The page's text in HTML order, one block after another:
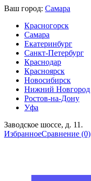
Ваш город: Самара
Красногорск
Самара
Екатеринбург
Санкт-Петербург
Краснодар
Красноярск
Новосибирск
Нижний Новгород
Ростов-на-Дону
Уфа
Заводское шоссе, д. 11.
ИзбранноеСравнение (0)